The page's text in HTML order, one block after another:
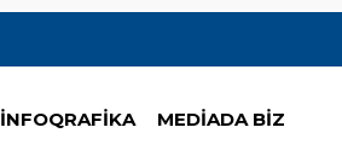
İNFOQRAFİKA MEDİADA BİZ